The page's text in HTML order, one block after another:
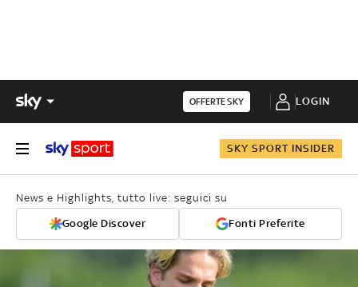
OFFERTE SKY LOGIN
SKY SPORT INSIDER
News e Highlights, tutto live: seguici su
Google Discover Fonti Preferite